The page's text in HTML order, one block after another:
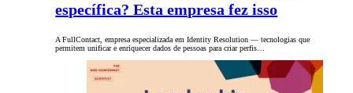
específica? Esta empresa fez isso
A FullContact, empresa especializada em Identity Resolution — tecnologias que
permitem unificar e enriquecer dados de pessoas para criar perfis…